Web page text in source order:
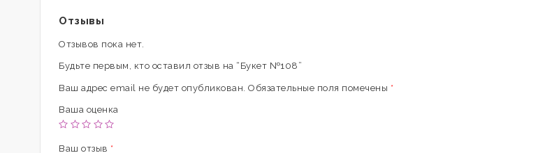
Отзывы
Отзывов пока нет.
Будьте первым, кто оставил отзыв на “Букет №108”
Ваш адрес email не будет опубликован. Обязательные поля помечены *
Ваша оценка
Ваш отзыв *